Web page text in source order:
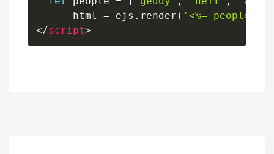
      html
= ejs . render ( '<%=
</script>